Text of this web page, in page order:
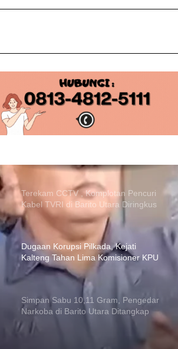
Mendominasi
Dua Pria di Barito Utara Dibekuk Polisi
Gegara Edarkan Sabu
Dugaan Korupsi Pilkada, Kejati
Kalteng Tahan Lima Komisioner KPU
Kotim
Simpan Sabu 10,11 Gram, Pengedar
Narkoba di Barito Utara Ditangkap
Satresnarkoba Polres Barito Utara
Gagalkan Penjualan Sabu di Lanjas